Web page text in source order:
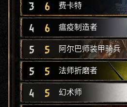
3 6 费卡特
4 6 瘟疫制造者
5 5 阿尔巴师装甲骑兵
5 5 法师折磨者
4 5 幻术师